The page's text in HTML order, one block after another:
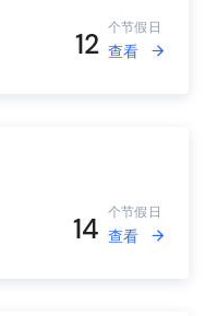
12 个节假日
查看
14 个节假日
查看